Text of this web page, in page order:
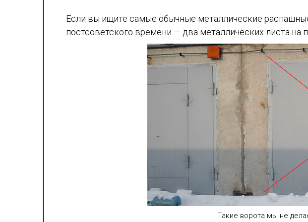
Если вы ищите самые обычные металлические
постсоветского времени — два металлических листа на
Такие ворота мы не